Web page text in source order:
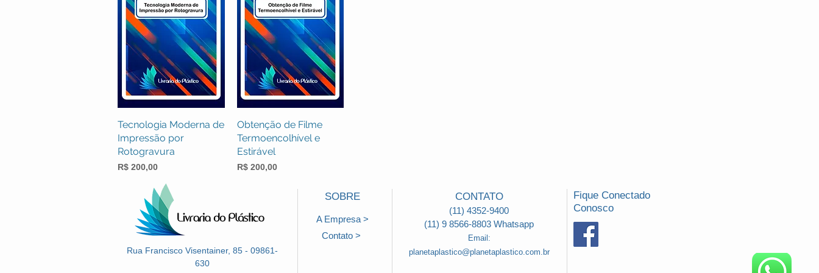
Visualização rápida
Tecnologia Moderna de
Impressão por
Rotogravura
Preço
R$ 200,00
Visualização rápida
Obtenção de Filme
Termoencolhível e
Estirável
Preço
R$ 200,00
SOBRE
Fique Conectado
Conosco
CONTATO
(11) 4352-9400
(11) 9 8566-8803 Whatsapp
Email:
planetaplastico@planetaplastico.com.br
A Empresa >
Contato >
Rua Francisco Visentainer, 85 - 09861-
630